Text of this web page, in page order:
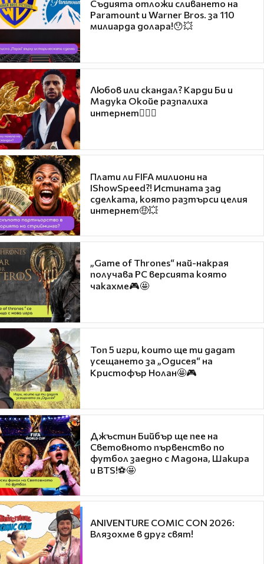
Съдията отложи сливането на
Paramount и Warner Bros. за 110
милиарда долара!😯💥
Любов или скандал? Карди Би и
Мадука Окойе разпалиха
интернет❤️‍🔥🔥
Плати ли FIFA милиони на
IShowSpeed?! Истината зад
сделката, която разтърси целия
интернет🤑💥
„Game of Thrones“ най-накрая
получава PC версията която
чакахме🎮🤩
Топ 5 игри, които ще ти дадат
усещането за „Одисея“ на
Кристофър Нолан🤩🎮
Джъстин Бийбър ще пее на
Световното първенство по
футбол заедно с Мадона, Шакира
и BTS!⚽🤩
ANIVENTURE COMIC CON 2026:
Влязохме в друг свят!